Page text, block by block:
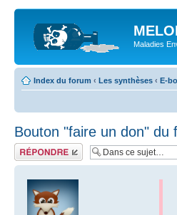
Maladies
Index du forum ‹ Les synthèses ‹ E-
Bouton "faire un don" du
Répondre